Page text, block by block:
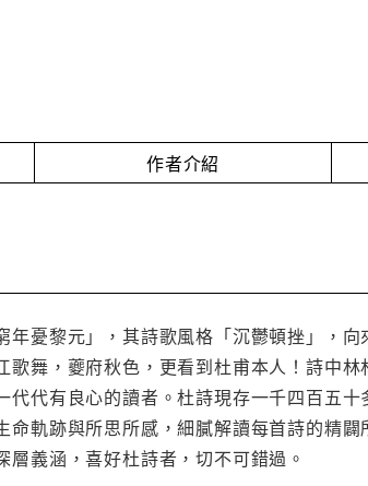
作者介紹
年憂黎元」，其詩歌風格「沉鬱頓挫」，
歌舞，夔府秋色，更看到杜甫本人！詩中
代代有良心的讀者。杜詩現存一千四百五
軌跡與所思所感，細膩解讀每首詩的精
義涵，喜好杜詩者，切不可錯過。